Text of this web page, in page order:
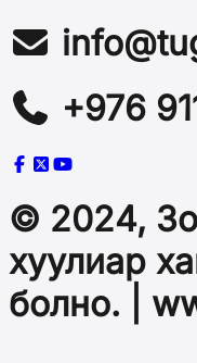
+976
© 2024,
хуулиар
болно. |